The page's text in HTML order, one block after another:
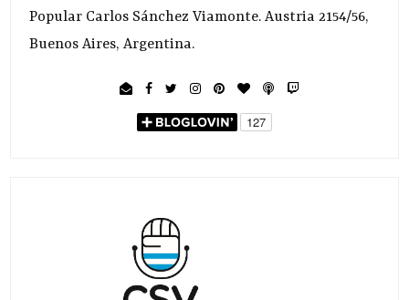
Popular Carlos Sánchez Viamonte. Austria 2154/56,
Buenos Aires, Argentina.